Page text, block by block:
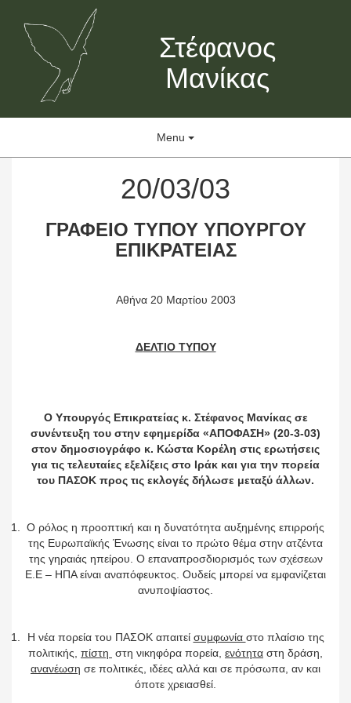
Στέφανος
Μανίκας
Menu
20/03/03
ΓΡΑΦΕΙΟ ΤΥΠΟΥ ΥΠΟΥΡΓΟΥ
ΕΠΙΚΡΑΤΕΙΑΣ
Αθήνα 20 Μαρτίου 2003
ΔΕΛΤΙΟ ΤΥΠΟΥ
Ο Υπουργός Επικρατείας κ. Στέφανος Μανίκας σε
συνέντευξη του στην εφημερίδα «ΑΠΟΦΑΣΗ» (20-3-03)
στον δημοσιογράφο κ. Κώστα Κορέλη στις ερωτήσεις
για τις τελευταίες εξελίξεις στο Ιράκ και για την πορεία
του ΠΑΣΟΚ προς τις εκλογές δήλωσε μεταξύ άλλων.
Ο ρόλος η προοπτική και η δυνατότητα αυξημένης επιρροής
της Ευρωπαϊκής Ένωσης είναι το πρώτο θέμα στην ατζέντα
της γηραιάς ηπείρου. Ο επαναπροσδιορισμός των σχέσεων
Ε.Ε – ΗΠΑ είναι αναπόφευκτος. Ουδείς μπορεί να εμφανίζεται
ανυποψίαστος.
Η νέα πορεία του ΠΑΣΟΚ απαιτεί συμφωνία στο πλαίσιο της
πολιτικής, πίστη στη νικηφόρα πορεία, ενότητα στη δράση,
ανανέωση σε πολιτικές, ιδέες αλλά και σε πρόσωπα, αν και
όποτε χρειασθεί.